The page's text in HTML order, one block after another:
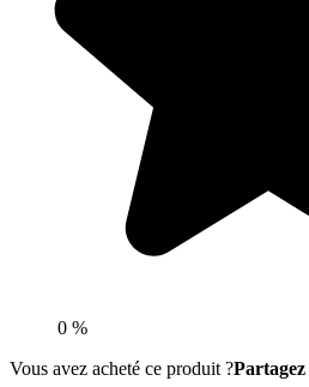
0 %
Vous avez acheté ce produit ?Partagez